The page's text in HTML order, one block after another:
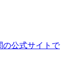
の公式サイトで